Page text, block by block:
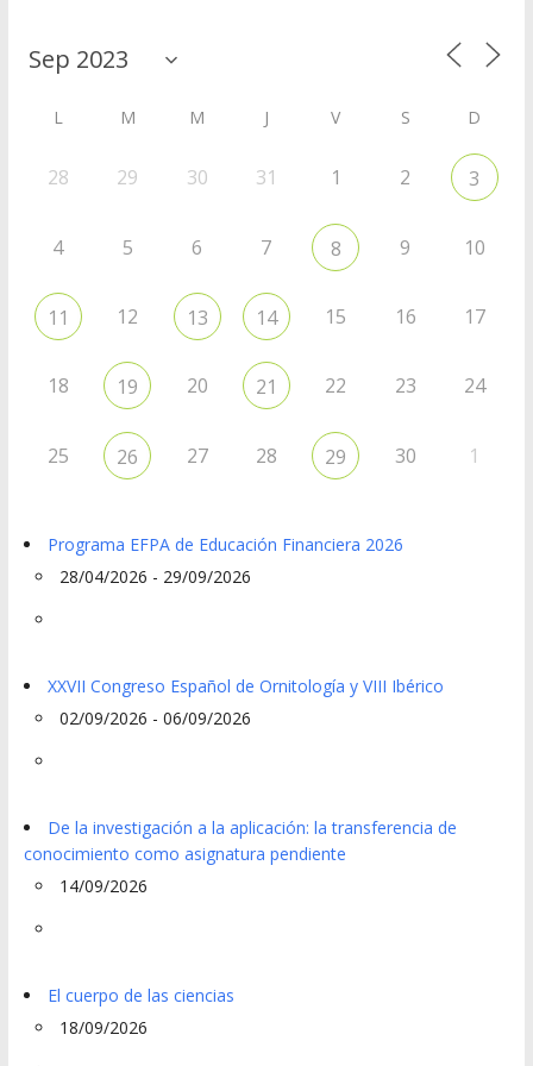
L M M J V S D
28 29 30 31 1 2 3
4 5 6 7 8 9 10
11 12 13 14 15 16 17
18 19 20 21 22 23 24
25 26 27 28 29 30 1
Programa EFPA de Educación Financiera 2026
28/04/2026 - 29/09/2026
XXVII Congreso Español de Ornitología y VIII Ibérico
02/09/2026 - 06/09/2026
De la investigación a la aplicación: la transferencia de
conocimiento como asignatura pendiente
14/09/2026
El cuerpo de las ciencias
18/09/2026